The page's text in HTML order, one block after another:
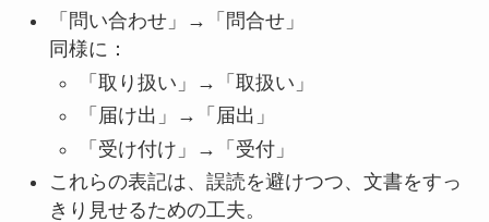
「問い合わせ」→「問合せ」
同様に：
「取り扱い」→「取扱い」
「届け出」→「届出」
「受け付け」→「受付」
これらの表記は、誤読を避けつつ、文書をすっ
きり見せるための工夫。